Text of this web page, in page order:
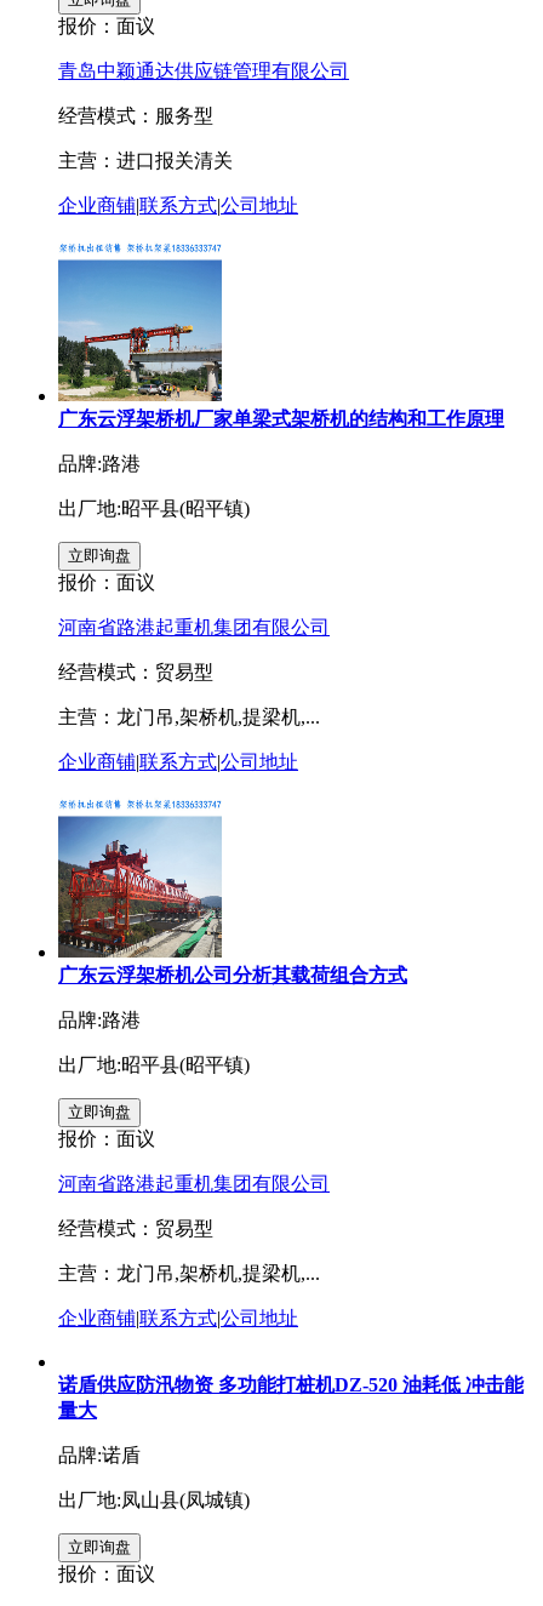
报价： 面议
青岛中颖通达供应链管理有限公司
经营模式：服务型
主营：进口报关清关
企业商铺|联系方式|公司地址
广东云浮架桥机厂家单梁式架桥机的结构和工作原理
品牌:路港
出厂地:昭平县(昭平镇)
报价： 面议
河南省路港起重机集团有限公司
经营模式：贸易型
主营：龙门吊,架桥机,提梁机,...
企业商铺|联系方式|公司地址
广东云浮架桥机公司分析其载荷组合方式
品牌:路港
出厂地:昭平县(昭平镇)
报价： 面议
河南省路港起重机集团有限公司
经营模式：贸易型
主营：龙门吊,架桥机,提梁机,...
企业商铺|联系方式|公司地址
诺盾供应防汛物资 多功能打桩机DZ-520 油耗低 冲击能
量大
品牌:诺盾
出厂地:凤山县(凤城镇)
报价： 面议